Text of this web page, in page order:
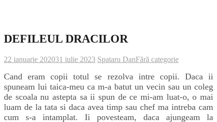
DEFILEUL DRACILOR
22 ianuarie 202031 iulie 2023 Spataru DanFără categorie
Cand eram copii totul se rezolva intre copii. Daca ii
spuneam lui taica-meu ca m-a batut un vecin sau un coleg
de scoala nu astepta sa ii spun de ce mi-am luat-o, o mai
luam de la tata si daca avea timp sau chef ma intreba cam
cum s-a intamplat. Ii povesteam, daca ajungeam la